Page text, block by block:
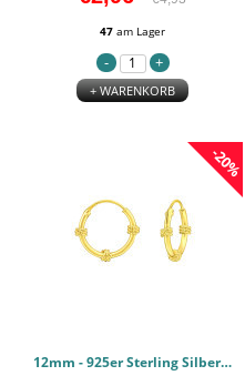
47 am Lager
+ WARENKORB
-20%
12mm - 925er Sterling Silber Bali Hoops PCJW42047